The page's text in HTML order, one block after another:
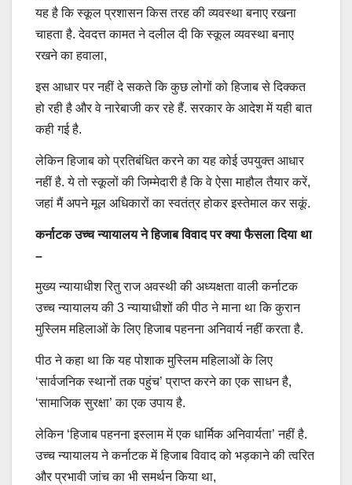
यह है कि स्कूल प्रशासन किस तरह की व्यवस्था बनाए रखना
चाहता है. देवदत्त कामत ने दलील दी कि स्कूल व्यवस्था बनाए
रखने का हवाला,
इस आधार पर नहीं दे सकते कि कुछ लोगों को हिजाब से दिक्कत
हो रही है और वे नारेबाजी कर रहे हैं. सरकार के आदेश में यही बात
कही गई है.
लेकिन हिजाब को प्रतिबंधित करने का यह कोई उपयुक्त आधार
नहीं है. ये तो स्कूलों की जिम्मेदारी है कि वे ऐसा माहौल तैयार करें,
जहां मैं अपने मूल अधिकारों का स्वतंत्र होकर इस्तेमाल कर सकूं.
कर्नाटक उच्च न्यायालय ने हिजाब विवाद पर क्या फैसला दिया था
–
मुख्य न्यायाधीश रितु राज अवस्थी की अध्यक्षता वाली कर्नाटक
उच्च न्यायालय की 3 न्यायाधीशों की पीठ ने माना था कि कुरान
मुस्लिम महिलाओं के लिए हिजाब पहनना अनिवार्य नहीं करता है.
पीठ ने कहा था कि यह पोशाक मुस्लिम महिलाओं के लिए
‘सार्वजनिक स्थानों तक पहुंच’ प्राप्त करने का एक साधन है,
‘सामाजिक सुरक्षा’ का एक उपाय है.
लेकिन ‘हिजाब पहनना इस्लाम में एक धार्मिक अनिवार्यता’ नहीं है.
उच्च न्यायालय ने कर्नाटक में हिजाब विवाद को भड़काने की त्वरित
और प्रभावी जांच का भी समर्थन किया था,